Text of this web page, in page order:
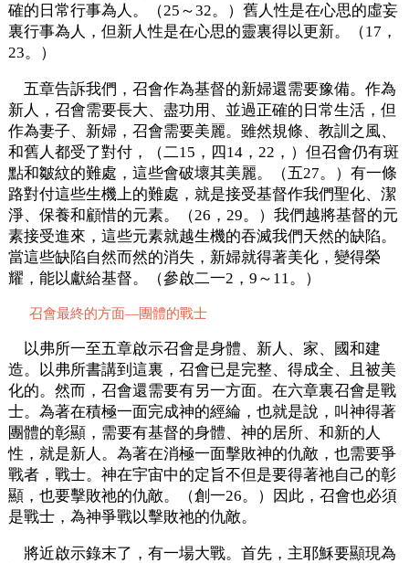
確的日常行事為人。（25～32。）舊人性是在心思的虛妄
裏行事為人，但新人性是在心思的靈裏得以更新。（17，
23。）
五章告訴我們，召會作為基督的新婦還需要豫備。作為
新人，召會需要長大、盡功用、並過正確的日常生活，但
作為妻子、新婦，召會需要美麗。雖然規條、教訓之風、
和舊人都受了對付，（二15，四14，22，）但召會仍有斑
點和皺紋的難處，這些會破壞其美麗。（五27。）有一條
路對付這些生機上的難處，就是接受基督作我們聖化、潔
淨、保養和顧惜的元素。（26，29。）我們越將基督的元
素接受進來，這些元素就越生機的吞滅我們天然的缺陷。
當這些缺陷自然而然的消失，新婦就得著美化，變得榮
耀，能以獻給基督。（參啟二一2，9～11。）
召會最終的方面—團體的戰士
以弗所一至五章啟示召會是身體、新人、家、國和建
造。以弗所書講到這裏，召會已是完整、得成全、且被美
化的。然而，召會還需要有另一方面。在六章裏召會是戰
士。為著在積極一面完成神的經綸，也就是說，叫神得著
團體的彰顯，需要有基督的身體、神的居所、和新的人
性，就是新人。為著在消極一面擊敗神的仇敵，也需要爭
戰者，戰士。神在宇宙中的定旨不但是要得著祂自己的彰
顯，也要擊敗祂的仇敵。（創一26。）因此，召會也必須
是戰士，為神爭戰以擊敗祂的仇敵。
將近啟示錄末了，有一場大戰。首先，主耶穌要顯現為